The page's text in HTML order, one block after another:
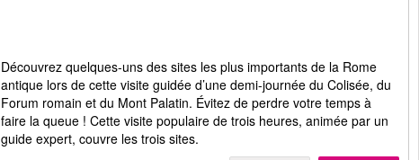
Découvrez quelques-uns des sites les plus importants de la Rome
antique lors de cette visite guidée d’une demi-journée du Colisée, du
Forum romain et du Mont Palatin. Évitez de perdre votre temps à
faire la queue ! Cette visite populaire de trois heures, animée par un
guide expert, couvre les trois sites.